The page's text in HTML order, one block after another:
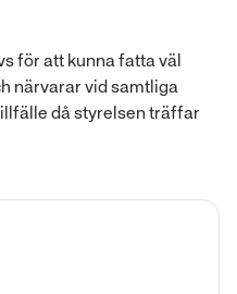
för att kunna fatta väl
närvarar vid samtliga
då styrelsen träffar